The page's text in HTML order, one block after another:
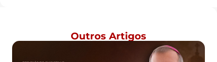
Outros Artigos